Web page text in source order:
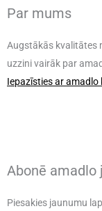
Par mums
Augstākās kvalitātes
uzzini vairāk par
Iepazīsties ar amadlo
Abonē amadlo
Piesakies jaunumu